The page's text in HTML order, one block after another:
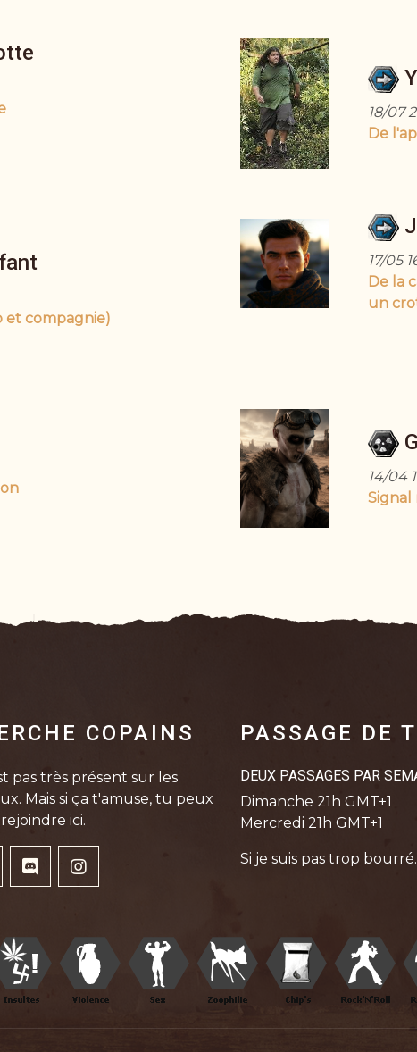
18/07
De
et compagnie)
17/05
De la
un
14/04
Signal
COPAINS
pas très présent sur les
Mais si ça t'amuse, tu peux
ici.
PASSAGE DE
DEUX PASSAGES PAR
Dimanche 21h GMT+1
Mercredi 21h GMT+1
Si je suis pas trop